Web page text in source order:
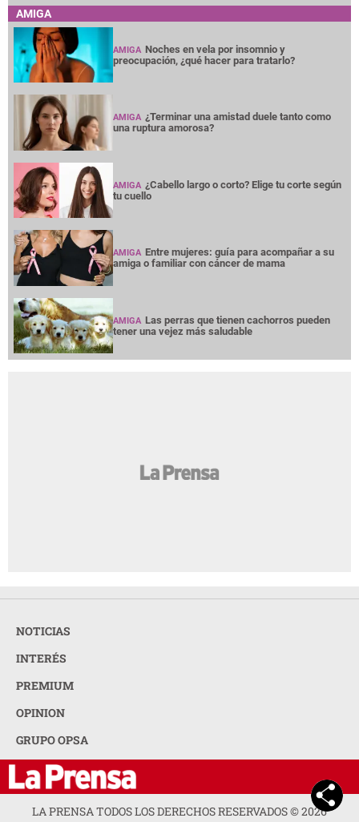
AMIGA
AMIGA Noches en vela por insomnio y
preocupación, ¿qué hacer para tratarlo?
AMIGA ¿Terminar una amistad duele tanto como
una ruptura amorosa?
AMIGA ¿Cabello largo o corto? Elige tu corte según
tu cuello
AMIGA Entre mujeres: guía para acompañar a su
amiga o familiar con cáncer de mama
AMIGA Las perras que tienen cachorros pueden
tener una vejez más saludable
NOTICIAS
INTERÉS
PREMIUM
OPINION
GRUPO OPSA
LA PRENSA TODOS LOS DERECHOS RESERVADOS ©2026